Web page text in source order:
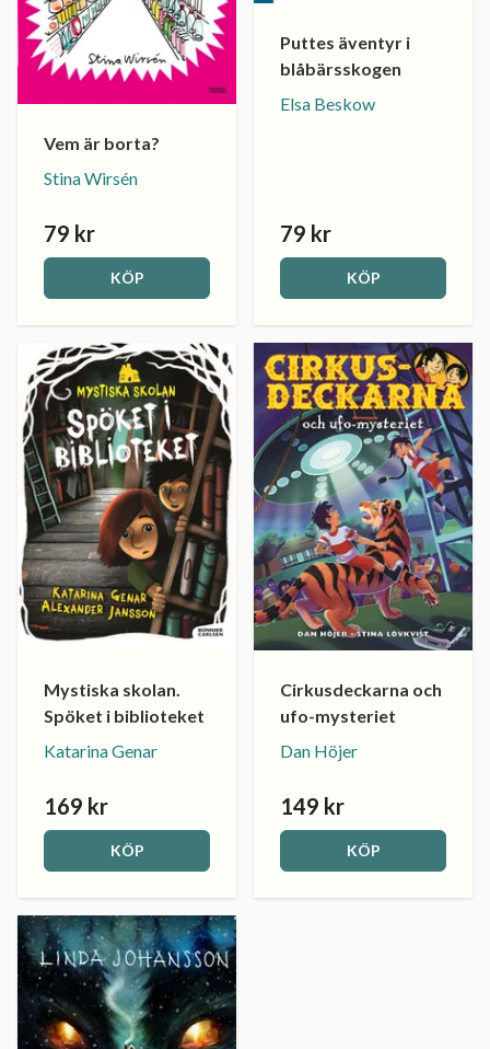
Vem är borta?
Stina Wirsén
79 kr
KÖP
Puttes äventyr i
blåbärsskogen
Elsa Beskow
79 kr
KÖP
Mystiska skolan.
Spöket i biblioteket
Katarina Genar
169 kr
KÖP
Cirkusdeckarna och
ufo-mysteriet
Dan Höjer
149 kr
KÖP